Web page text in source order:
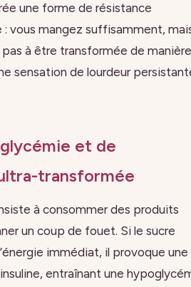
une forme de résistance
vous mangez suffisamment,
pas à être transformée de manière
sensation de lourdeur
et de
transformée
à consommer des produits
un coup de fouet. Si le sucre
immédiat, il provoque une
entraînant une